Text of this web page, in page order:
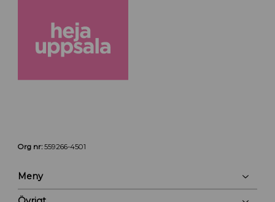
Org nr:559266-4501
Meny